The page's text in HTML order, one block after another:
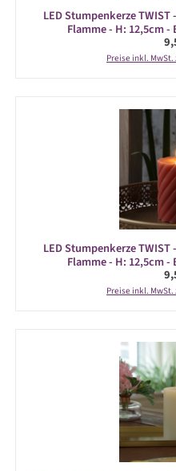
LED Stumpenkerze
Flamme - H: 12,5cm
Preise inkl.
LED Stumpenkerze
Flamme - H: 12,5cm
Preise inkl.